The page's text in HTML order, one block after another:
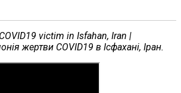
victim in Isfahan, Iran |
жертви COVID19 в Ісфахані, Іран.